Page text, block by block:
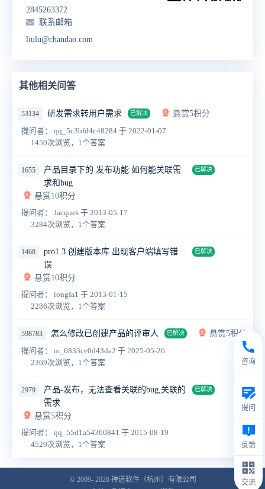
2845263372
联系邮箱
liulu@chandao.com
其他相关问答
53134 研发需求转用户需求 已解决
悬赏5积分
提问者： qq_5c3bfd4c48284 于 2022-01-07
1450次浏览，1个答案
1655
产品目录下的 发布功能 如何能关联需
求和bug
已解决
悬赏10积分
提问者： Jacques 于 2013-05-17
3284次浏览，1个答案
1468
pro1.3 创建版本库 出现客户端填写错
误
已解决
悬赏10积分
提问者： longfa1 于 2013-01-15
2286次浏览，1个答案
598783 怎么修改已创建产品的评审人 已解决
悬赏5积分
提问者： m_6833ce0d43da2 于 2025-05-26
2369次浏览，1个答案
2979
产品-发布，无法查看关联的bug,关联的
需求
已解决
悬赏5积分
提问者： qq_55d1a54360841 于 2015-08-19
4529次浏览，1个答案
© 2009- 2026 禅道软件（杭州）有限公司
咨询
提问
反馈
交流